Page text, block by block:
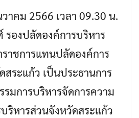
าคม 2566 เวลา 09.30 น.
รองปลัดองค์การบริหาร
าชการแทนปลัดองค์การ
สระแก้ว เป็นประธานการ
มการบริหารจัดการความ
ริหารส่วนจังหวัดสระแก้ว